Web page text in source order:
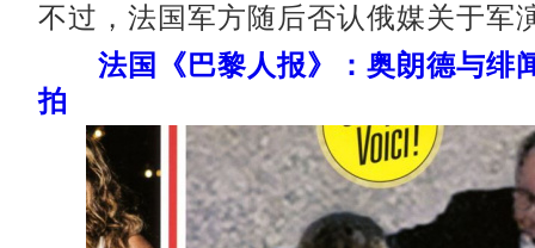
不过，法国军方随后否认俄媒关于军
法国《巴黎人报》：奥朗德与绯
拍